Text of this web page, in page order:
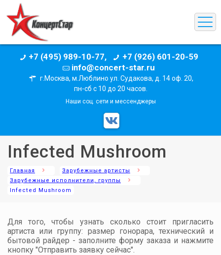
+7 (495) 989-10-77,
+7 (926) 601-20-59
info@concert-star.ru
г.Москва, м.Люблино ул. Судакова, д. 14 оф. 20,
пн-сб с 10 до 20 часов.
Наши соц. сети и мессенджеры
Infected Mushroom
Главная
Зарубежные артисты
Зарубежные исполнители, группы
Infected Mushroom
Для того, чтобы узнать сколько стоит пригласить
артиста или группу: размер гонорара, технический и
бытовой райдер - заполните форму заказа и нажмите
кнопку "Отправить заявку сейчас".